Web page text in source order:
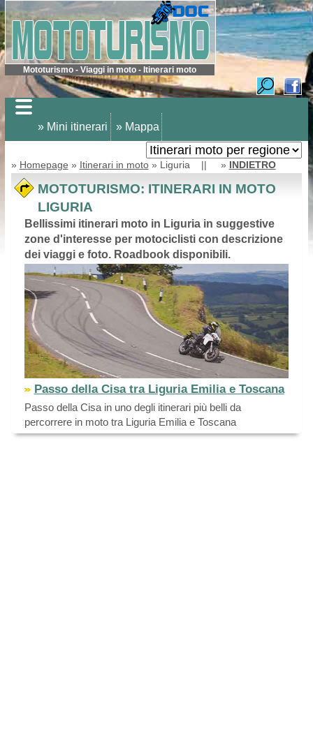
Mototurismo - Viaggi in moto - Itinerari moto
» Mini itinerari » Mappa
» Homepage » Itinerari in moto» Liguria || » INDIETRO
MOTOTURISMO: ITINERARI IN MOTO
LIGURIA
Bellissimi itinerari moto in Liguria in suggestive
zone d'interesse per motociclisti con descrizione
dei viaggi e foto. Roadbook disponibili.
Passo della Cisa tra Liguria Emilia e Toscana
Passo della Cisa in uno degli itinerari più belli da
percorrere in moto tra Liguria Emilia e Toscana